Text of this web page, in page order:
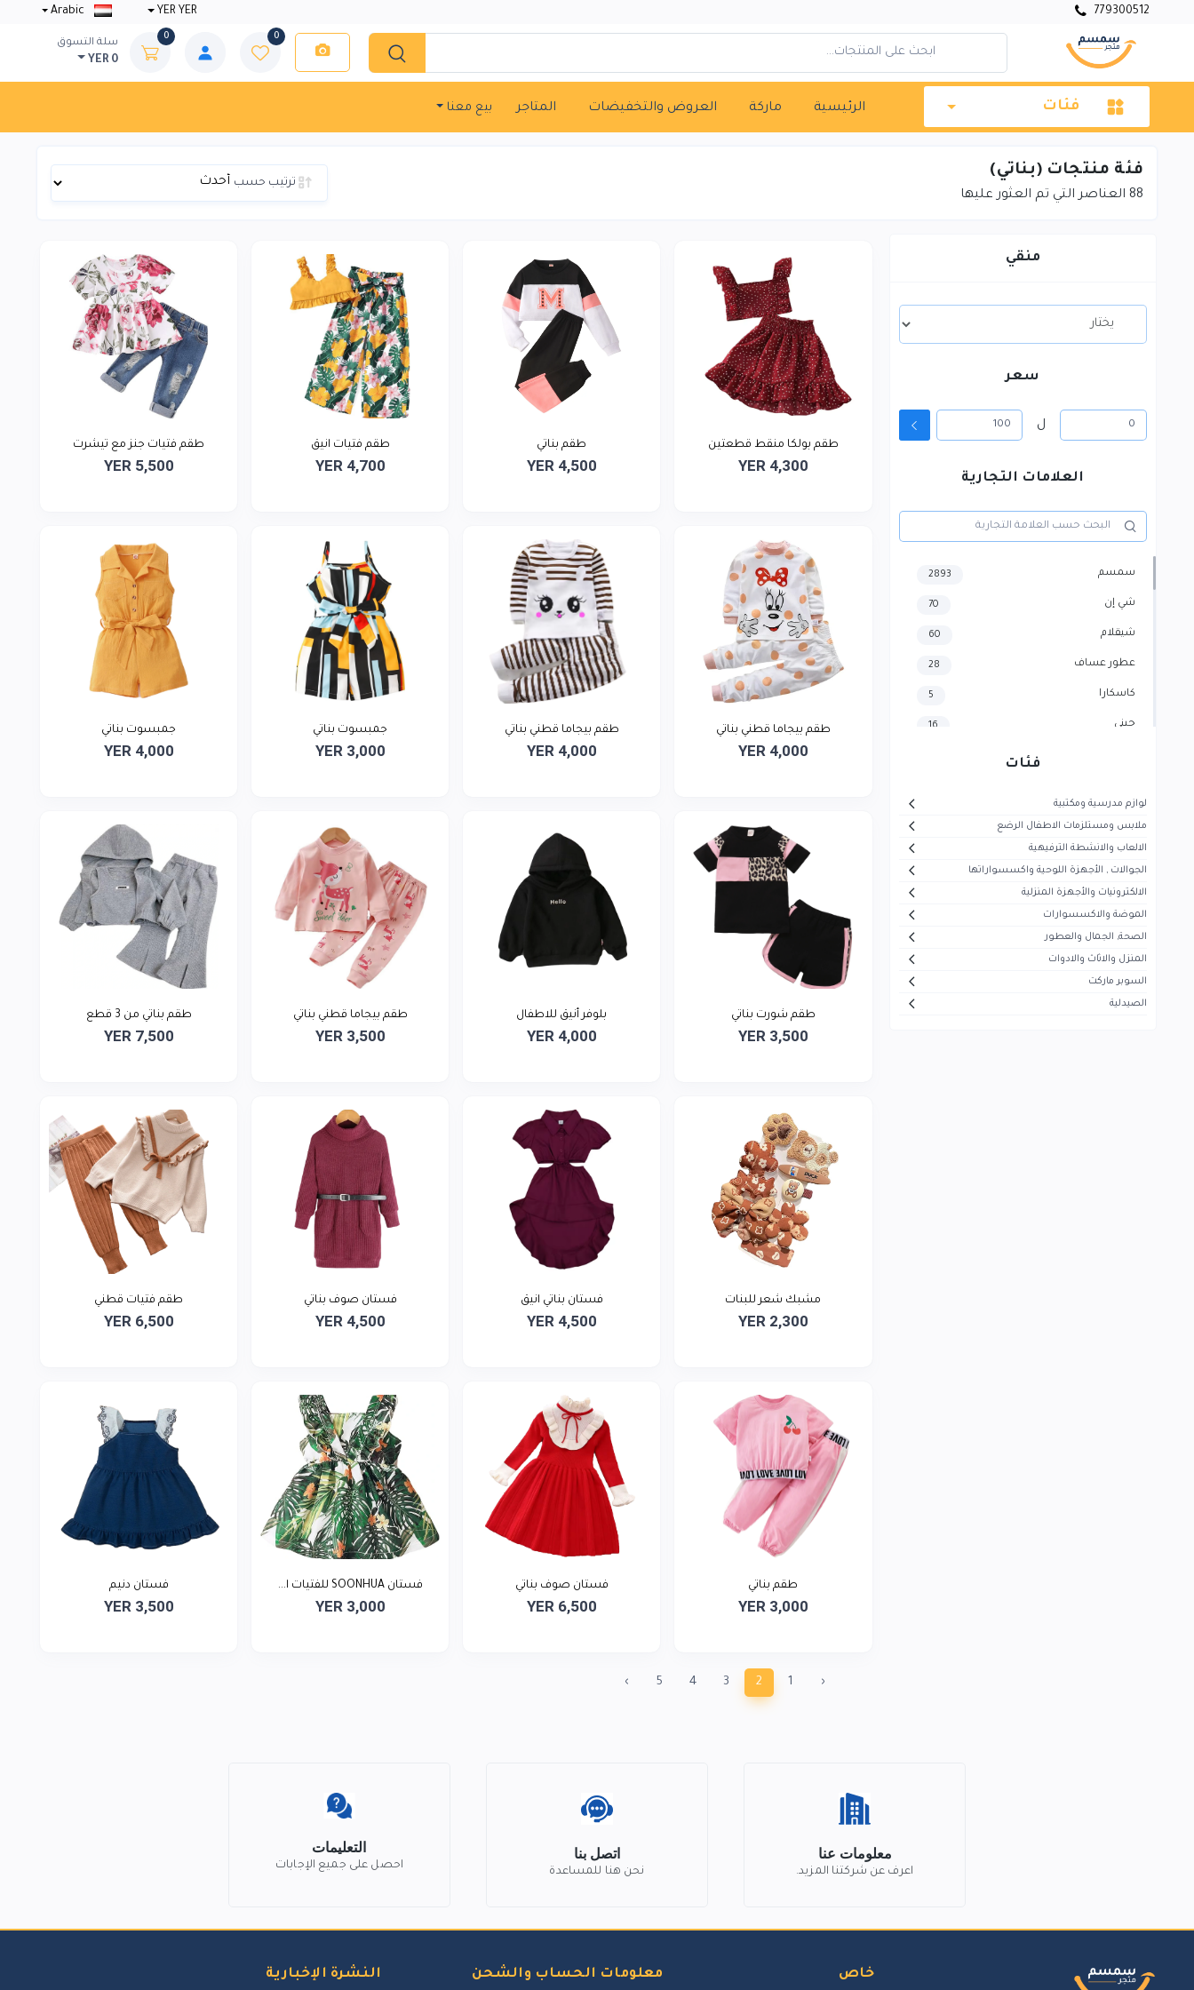
779300512
YER YER
0
0
سلة التسوق
YER 0
فئات الرئيسية ماركة العروض والتخفيضات المتاجر بيع معنا
فئة منتجات (بناتي)
88 العناصر التي تم العثور عليها
ترتيب حسب
منقي
سعر
ل
العلامات التجارية
سمسم 2893
شي إن 70
شيقلام 60
عطور عساف 28
كاسكارا 5
جيني 16
هاير
ميديا
ماجستي
تيفال
سوني
فئات
لوازم مدرسية ومكتبية
ملابس ومستلزمات الاطفال الرضع
الالعاب والانشطة الترفيهية
الجوالات , الأجهزة اللوحية واكسسواراتها
الالكترونيات والأجهزة المنزلية
الموضة والاكسسوارات
الصحة, الجمال والعطور
المنزل والاثاث والادوات
السوبر ماركت
الصيدلية
طقم بولكا منقط قطعتين
YER 4,300
طقم بناتي
YER 4,500
طقم فتيات انيق
YER 4,700
طقم فتيات جنز مع تيشرت
YER 5,500
طقم بيجاما قطني بناتي
YER 4,000
طقم بيجاما قطني بناتي
YER 4,000
جمبسوت بناتي
YER 3,000
جمبسوت بناتي
YER 4,000
طقم شورت بناتي
YER 3,500
بلوفر أنيق للاطفال
YER 4,000
طقم بيجاما قطني بناتي
YER 3,500
طقم بناتي من 3 قطع
YER 7,500
مشبك شعر للبنات
YER 2,300
فستان بناتي انيق
YER 4,500
فستان صوف بناتي
YER 4,500
طقم فتيات قطني
YER 6,500
طقم بناتي
YER 3,000
فستان صوف بناتي
YER 6,500
فستان SOONHUA للفتيات ا...
YER 3,000
فستان دنيم
YER 3,500
‹
1
2
3
4
5
›
معلومات عنا
اعرف عن شركتنا المزيد.
اتصل بنا
نحن هنا للمساعدة
التعليمات
احصل على جميع الإجابات
خاص معلومات الحساب والشحن النشرة الإخبارية